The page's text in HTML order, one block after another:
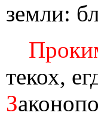
земли:
текох,
З